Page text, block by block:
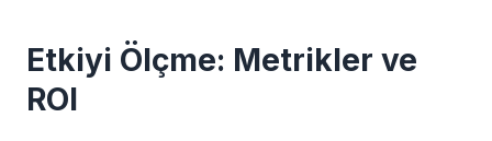
Etkiyi Ölçme: Metrikler ve
ROI